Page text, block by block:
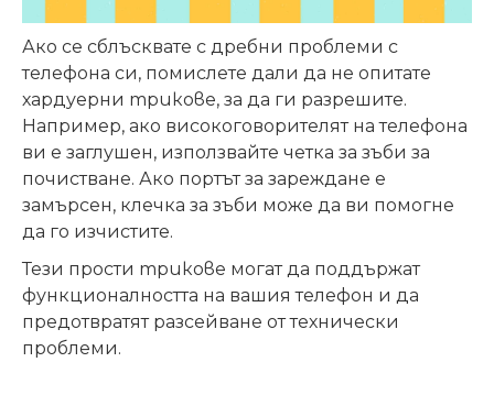
Ако се сблъсквате с дребни проблеми с
телефона си, помислете дали да не опитате
хардуерни трикове, за да ги разрешите.
Например, ако високоговорителят на телефона
ви е заглушен, използвайте четка за зъби за
почистване. Ако портът за зареждане е
замърсен, клечка за зъби може да ви помогне
да го изчистите.
Тези прости трикове могат да поддържат
функционалността на вашия телефон и да
предотвратят разсейване от технически
проблеми.